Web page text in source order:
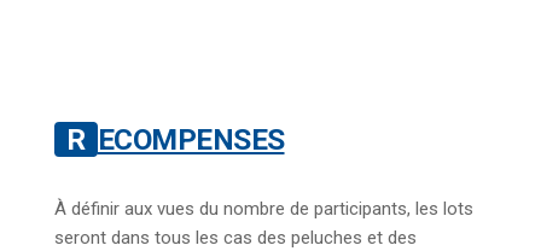
RECOMPENSES
À définir aux vues du nombre de participants, les lots
seront dans tous les cas des peluches et des